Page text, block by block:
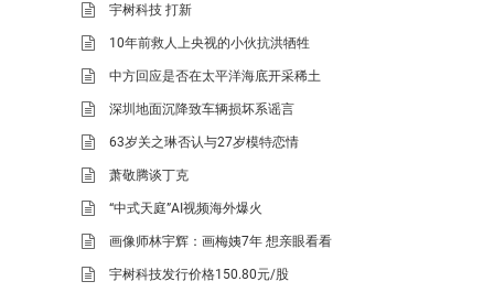
宇树科技 打新
10年前救人上央视的小伙抗洪牺牲
中方回应是否在太平洋海底开采稀土
深圳地面沉降致车辆损坏系谣言
63岁关之琳否认与27岁模特恋情
萧敬腾谈丁克
“中式天庭”AI视频海外爆火
画像师林宇辉：画梅姨7年 想亲眼看看
宇树科技发行价格150.80元/股